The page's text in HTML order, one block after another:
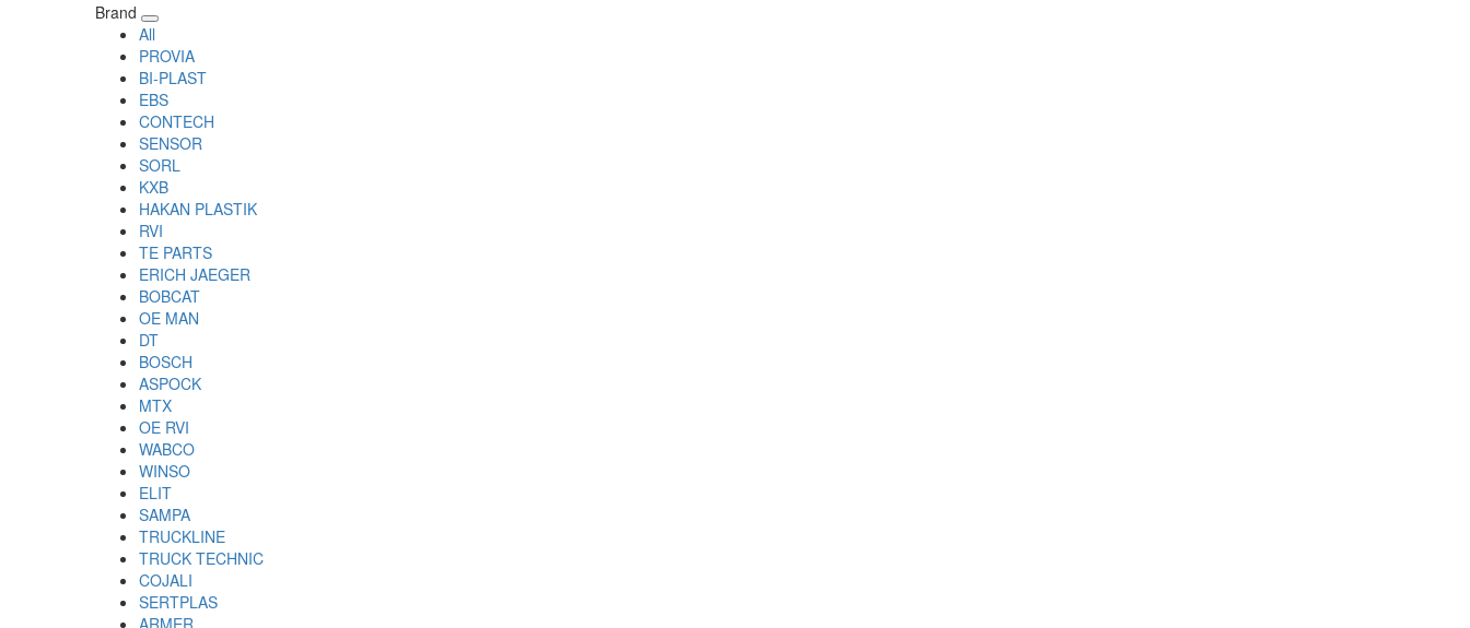
Brand
All
PROVIA
BI-PLAST
EBS
CONTECH
SENSOR
SORL
KXB
HAKAN PLASTIK
RVI
TE PARTS
ERICH JAEGER
BOBCAT
OE MAN
DT
BOSCH
ASPOCK
MTX
OE RVI
WABCO
WINSO
ELIT
SAMPA
TRUCKLINE
TRUCK TECHNIC
COJALI
SERTPLAS